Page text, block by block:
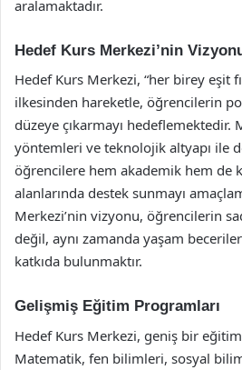
aralamaktadır.
Hedef Kurs Merkezi’nin
Hedef Kurs Merkezi, “her birey eşit
ilkesinden hareketle, öğrencilerin
düzeye çıkarmayı hedeflemektedir.
yöntemleri ve teknolojik altyapı ile
öğrencilere hem akademik hem de
alanlarında destek sunmayı
Merkezi’nin vizyonu, öğrencilerin
değil, aynı zamanda yaşam
katkıda bulunmaktır.
Gelişmiş Eğitim Programları
Hedef Kurs Merkezi, geniş bir
Matematik, fen bilimleri, sosyal